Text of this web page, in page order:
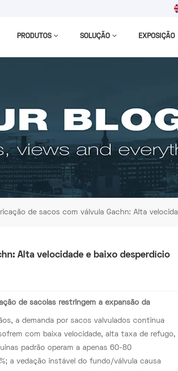
PRODUTOS SOLUÇÃO EXPOSIÇÃO
de sacos com válvula Gachn: Alta
Alta velocidade e baixo desperdício
de sacolas restringem a expansão da
a demanda por sacos valvulados continua
com baixa velocidade, alta taxa de refugo,
padrão operam a apenas 60-80
a vedação instável do fundo/válvula causa